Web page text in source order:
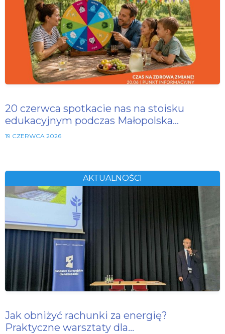
20 czerwca spotkacie nas na stoisku
edukacyjnym podczas Małopolska…
19 CZERWCA 2026
AKTUALNOŚCI
Jak obniżyć rachunki za energię?
Praktyczne warsztaty dla…